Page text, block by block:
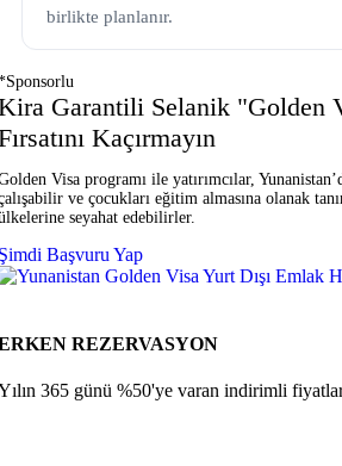
birlikte planlanır.
Garantili Selanik "Golden
Kaçırmayın
Visa programı ile yatırımcılar,
ve çocukları eğitim almasına olanak
seyahat edebilirler.
Başvuru Yap
REZERVASYON
365 günü %50'ye varan indirimli